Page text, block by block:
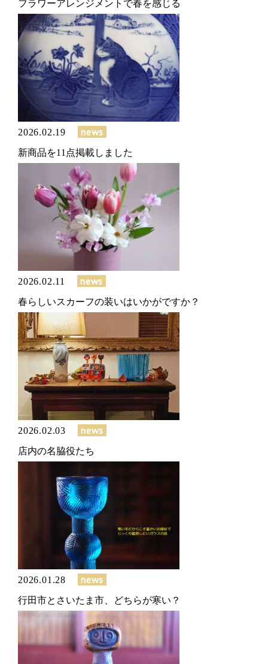
フラワーアレンジメントで春を感じる
2026.02.19 news
新商品を11点掲載しました
2026.02.11 news
春らしいスカーフの装いはいかがですか？
2026.02.03 news
店内の名脇役たち
2026.01.28 news
行田市とさいたま市、どちらが寒い？